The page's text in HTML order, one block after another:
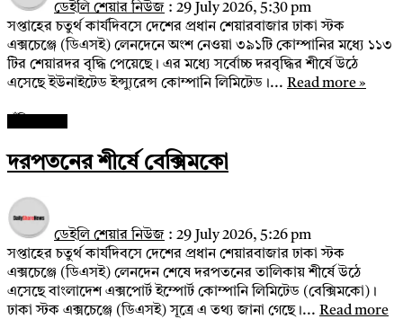
ডেইলি শেয়ার নিউজ : 29 July 2026, 5:30 pm
সপ্তাহের চতুর্থ কার্যদিবসে দেশের প্রধান শেয়ারবাজার ঢাকা স্টক
এক্সচেঞ্জে (ডিএসই) লেনদেনে অংশ নেওয়া ৩৯১টি কোম্পানির মধ্যে ১১৩
টির শেয়ারদর বৃদ্ধি পেয়েছে। এর মধ্যে সর্বোচ্চ দরবৃদ্ধির শীর্ষে উঠে
এসেছে ইউনাইটেড ইন্স্যুরেন্স কোম্পানি লিমিটেড।... Read more »
দরপতনের শীর্ষে বেক্সিমকো
ডেইলি শেয়ার নিউজ : 29 July 2026, 5:26 pm
সপ্তাহের চতুর্থ কার্যদিবসে দেশের প্রধান শেয়ারবাজার ঢাকা স্টক
এক্সচেঞ্জে (ডিএসই) লেনদেন শেষে দরপতনের তালিকায় শীর্ষে উঠে
এসেছে বাংলাদেশ এক্সপোর্ট ইম্পোর্ট কোম্পানি লিমিটেড (বেক্সিমকো)।
ঢাকা স্টক এক্সচেঞ্জে (ডিএসই) সূত্রে এ তথ্য জানা গেছে।... Read more